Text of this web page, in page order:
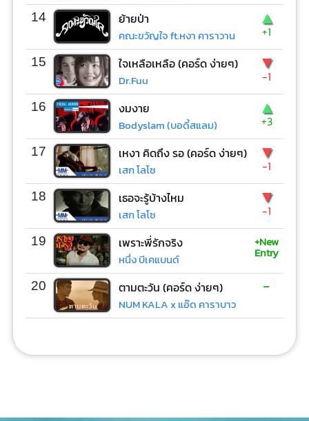
14 ย้ายป่า
คณะขวัญใจ ft.หงา คาราวาน
▲
+1
15 ใจเหลือเหลือ (คอร์ด ง่ายๆ)
Dr.Fuu
▼
-1
16 งมงาย
Bodyslam (บอดี้สแลม)
▲
+3
17 เหงา คิดถึง รอ (คอร์ด ง่ายๆ)
เสก โลโซ
▼
-1
18 เธอจะรู้บ้างไหม
เสก โลโซ
▼
-1
19 เพราะพี่รักจริง
หนึ่ง บีเคแบนด์
+New
Entry
20 ตามตะวัน (คอร์ด ง่ายๆ)
NUM KALA x แอ๊ด คาราบาว
-